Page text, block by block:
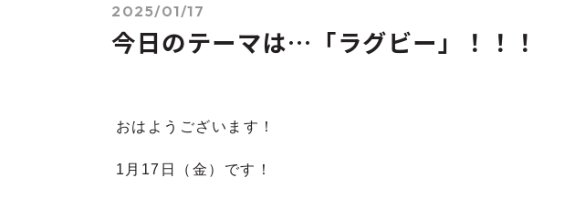
2025/01/17
今日のテーマは…「ラグビー」！！！
おはようございます！
1月17 日（金）です！